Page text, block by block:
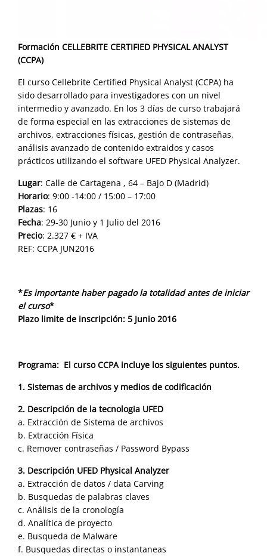
Formación CELLEBRITE CERTIFIED PHYSICAL ANALYST
(CCPA)
El curso Cellebrite Certified Physical Analyst (CCPA) ha
sido desarrollado para investigadores con un nivel
intermedio y avanzado. En los 3 días de curso trabajará
de forma especial en las extracciones de sistemas de
archivos, extracciones físicas, gestión de contraseñas,
análisis avanzado de contenido extraidos y casos
prácticos utilizando el software UFED Physical Analyzer.
Lugar: Calle de Cartagena , 64 – Bajo D (Madrid)
Horario: 9:00 -14:00 / 15:00 – 17:00
Plazas: 16
Fecha: 29-30 Junio y 1 Julio del 2016
Precio: 2.327 € + IVA
REF: CCPA JUN2016
*Es importante haber pagado la totalidad antes de iniciar
el curso*
Plazo limite de inscripción: 5 Junio 2016
Programa: El curso CCPA incluye los siguientes puntos.
1. Sistemas de archivos y medios de codificación
2. Descripción de la tecnologia UFED
a. Extracción de Sistema de archivos
b. Extracción Física
c. Remover contraseñas / Password Bypass
3. Descripción UFED Physical Analyzer
a. Extracción de datos / data Carving
b. Busquedas de palabras claves
c. Análisis de la cronología
d. Analítica de proyecto
e. Busqueda de Malware
f. Busquedas directas o instantaneas